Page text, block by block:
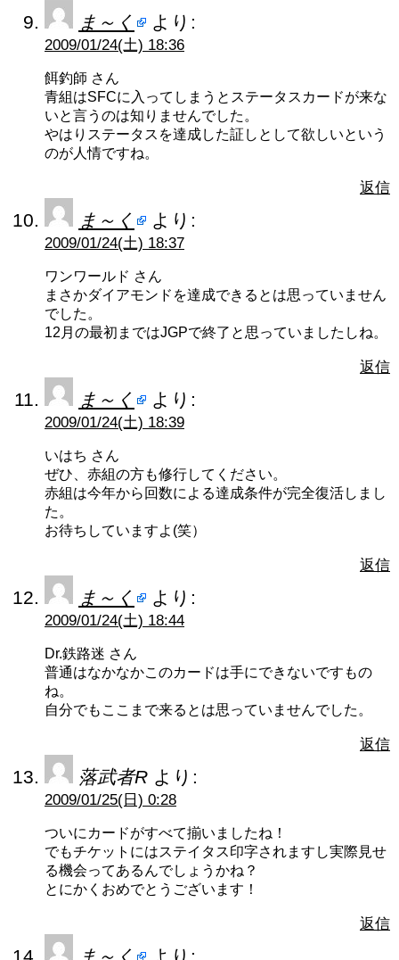
ま～く より:
2009/01/24(土) 18:36
餌釣師 さん
青組はSFCに入ってしまうとステータスカードが来な
いと言うのは知りませんでした。
やはりステータスを達成した証しとして欲しいという
のが人情ですね。
返信
ま～く より:
2009/01/24(土) 18:37
ワンワールド さん
まさかダイアモンドを達成できるとは思っていません
でした。
12月の最初まではJGPで終了と思っていましたしね。
返信
ま～く より:
2009/01/24(土) 18:39
いはち さん
ぜひ、赤組の方も修行してください。
赤組は今年から回数による達成条件が完全復活しまし
た。
お待ちしていますよ(笑）
返信
ま～く より:
2009/01/24(土) 18:44
Dr.鉄路迷 さん
普通はなかなかこのカードは手にできないですもの
ね。
自分でもここまで来るとは思っていませんでした。
返信
落武者R より:
2009/01/25(日) 0:28
ついにカードがすべて揃いましたね！
でもチケットにはステイタス印字されますし実際見せ
る機会ってあるんでしょうかね？
とにかくおめでとうございます！
返信